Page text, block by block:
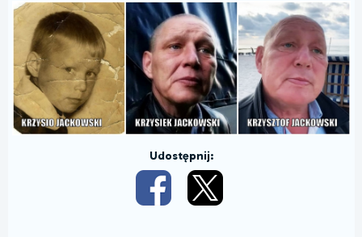
Udostępnij: